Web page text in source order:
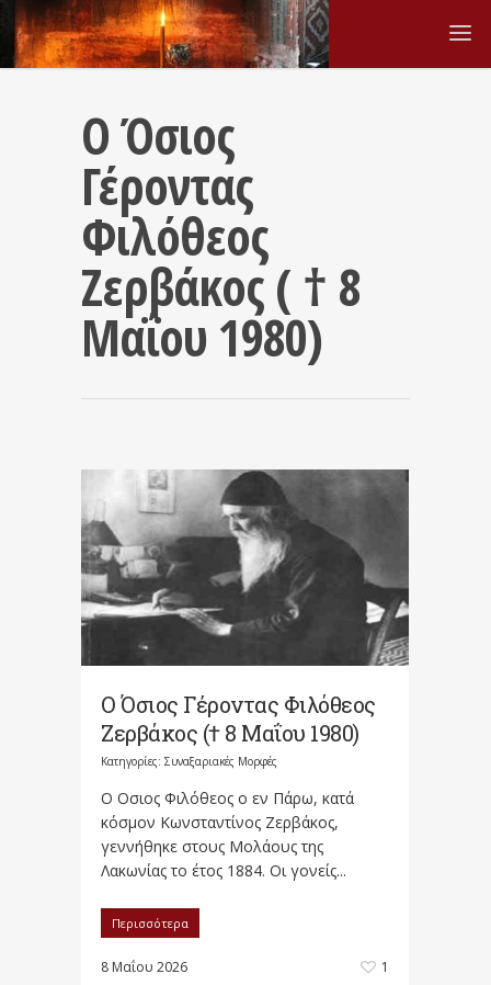
Ο Όσιος
Γέροντας
Φιλόθεος
Ζερβάκος ( † 8
Μαΐου 1980)
Ο Όσιος Γέροντας Φιλόθεος
Ζερβάκος († 8 Μαΐου 1980)
Κατηγορίες: Συναξαριακές Μορφές
Ο Οσιος Φιλόθεος ο εν Πάρω, κατά
κόσμον Κωνσταντίνος Ζερβάκος,
γεννήθηκε στους Μολάους της
Λακωνίας το έτος 1884. Οι γονείς...
Περισσότερα
8 Μαΐου 2026 1